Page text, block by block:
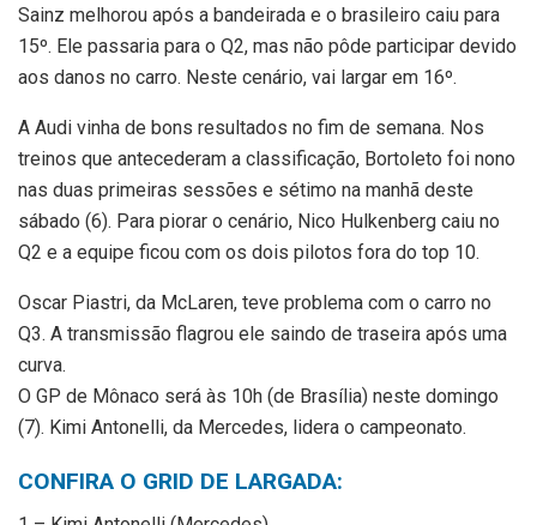
Sainz melhorou após a bandeirada e o brasileiro caiu para
15º. Ele passaria para o Q2, mas não pôde participar devido
aos danos no carro. Neste cenário, vai largar em 16º.
A Audi vinha de bons resultados no fim de semana. Nos
treinos que antecederam a classificação, Bortoleto foi nono
nas duas primeiras sessões e sétimo na manhã deste
sábado (6). Para piorar o cenário, Nico Hulkenberg caiu no
Q2 e a equipe ficou com os dois pilotos fora do top 10.
Oscar Piastri, da McLaren, teve problema com o carro no
Q3. A transmissão flagrou ele saindo de traseira após uma
curva.
O GP de Mônaco será às 10h (de Brasília) neste domingo
(7). Kimi Antonelli, da Mercedes, lidera o campeonato.
CONFIRA O GRID DE LARGADA: